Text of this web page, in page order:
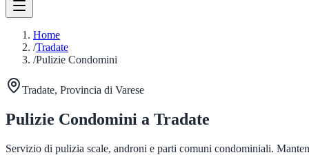
Home
/Tradate
/Pulizie Condomini
Tradate, Provincia di Varese
Pulizie Condomini a Tradate
Servizio di pulizia scale, androni e parti comuni condominiali.